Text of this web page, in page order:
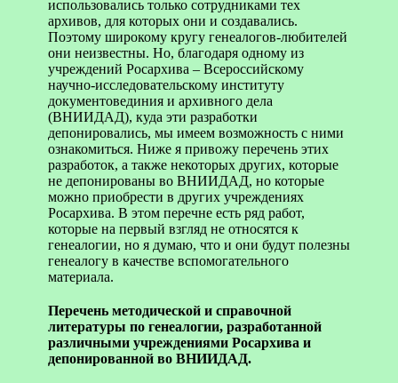
использовались только сотрудниками тех
архивов, для которых они и создавались.
Поэтому широкому кругу генеалогов-любителей
они неизвестны. Но, благодаря одному из
учреждений Росархива – Всероссийскому
научно-исследовательскому институту
документовединия и архивного дела
(ВНИИДАД), куда эти разработки
депонировались, мы имеем возможность с ними
ознакомиться. Ниже я привожу перечень этих
разработок, а также некоторых других, которые
не депонированы во ВНИИДАД, но которые
можно приобрести в других учреждениях
Росархива. В этом перечне есть ряд работ,
которые на первый взгляд не относятся к
генеалогии, но я думаю, что и они будут полезны
генеалогу в качестве вспомогательного
материала.
Перечень методической и справочной
литературы по генеалогии, разработанной
различными учреждениями Росархива и
депонированной во ВНИИДАД.